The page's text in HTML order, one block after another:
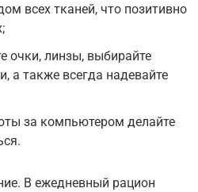
всех тканей, что позитивно
очки, линзы, выбирайте
также всегда надевайте
за компьютером делайте
В ежедневный рацион